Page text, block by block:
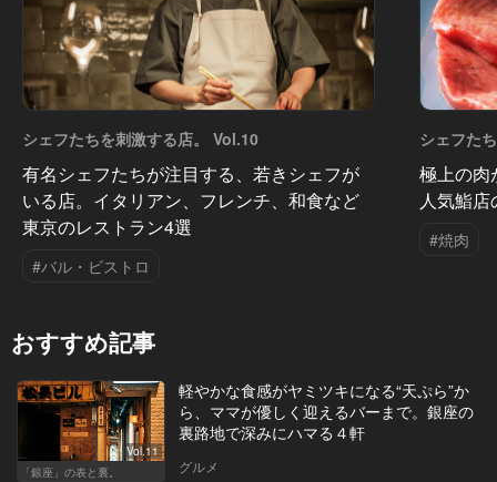
シェフたちを刺激する店。 Vol.10
有名シェフたちが注目する、若きシェフが
いる店。イタリアン、フレンチ、和食など
東京のレストラン4選
#バル・ビストロ
シェフた
極上の肉
人気鮨
#焼肉
おすすめ記事
Vol.11
「銀座」の表と裏。
軽やかな食感がヤミツキになる“天ぷら”か
ら、ママが優しく迎えるバーまで。銀座の
裏路地で深みにハマる４軒
グルメ